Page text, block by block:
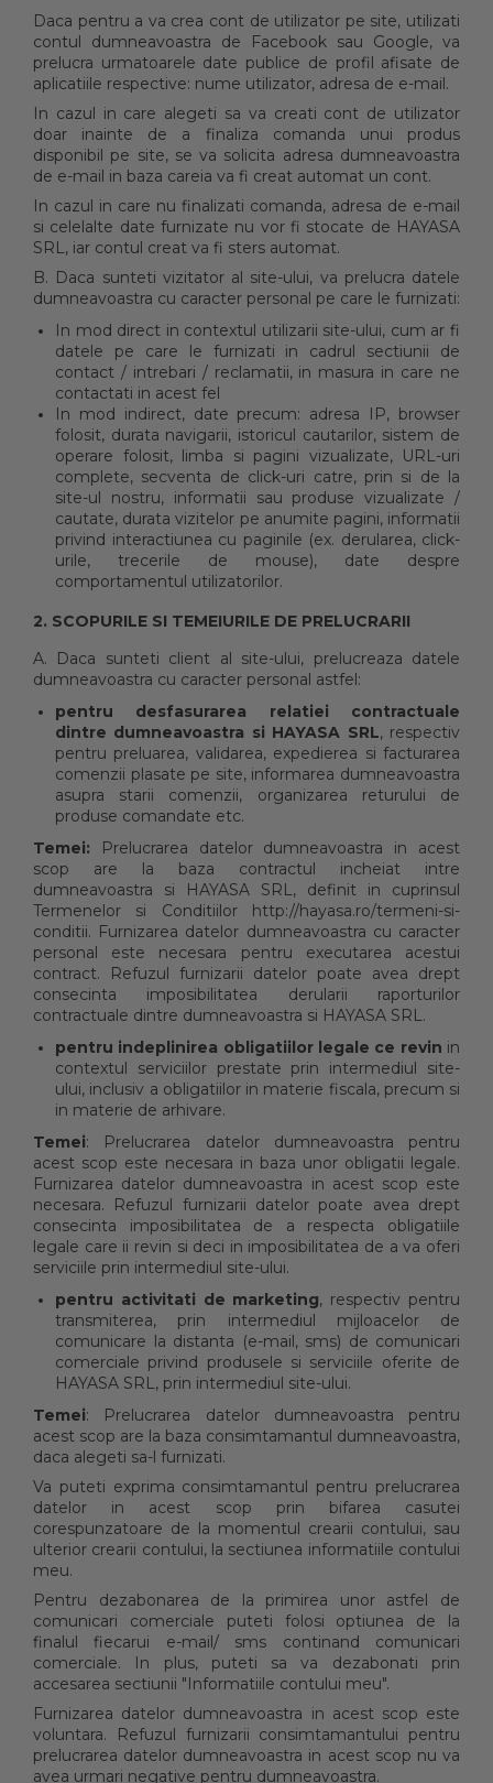
Daca pentru a va crea cont de utilizator pe site, utilizati
contul dumneavoastra de Facebook sau Google, va
prelucra urmatoarele date publice de profil afisate de
aplicatiile respective: nume utilizator, adresa de e-mail.
In cazul in care alegeti sa va creati cont de utilizator
doar inainte de a finaliza comanda unui produs
disponibil pe site, se va solicita adresa dumneavoastra
de e-mail in baza careia va fi creat automat un cont.
In cazul in care nu finalizati comanda, adresa de e-mail
si celelalte date furnizate nu vor fi stocate de HAYASA
SRL, iar contul creat va fi sters automat.
B. Daca sunteti vizitator al site-ului, va prelucra datele
dumneavoastra cu caracter personal pe care le furnizati:
In mod direct in contextul utilizarii site-ului, cum ar fi
datele pe care le furnizati in cadrul sectiunii de
contact / intrebari / reclamatii, in masura in care ne
contactati in acest fel
In mod indirect, date precum: adresa IP, browser
folosit, durata navigarii, istoricul cautarilor, sistem de
operare folosit, limba si pagini vizualizate, URL-uri
complete, secventa de click-uri catre, prin si de la
site-ul nostru, informatii sau produse vizualizate /
cautate, durata vizitelor pe anumite pagini, informatii
privind interactiunea cu paginile (ex. derularea, click-
urile, trecerile de mouse), date despre
comportamentul utilizatorilor.
2. SCOPURILE SI TEMEIURILE DE PRELUCRARII
A. Daca sunteti client al site-ului, prelucreaza datele
dumneavoastra cu caracter personal astfel:
pentru desfasurarea relatiei contractuale
dintre dumneavoastra si HAYASA SRL, respectiv
pentru preluarea, validarea, expedierea si facturarea
comenzii plasate pe site, informarea dumneavoastra
asupra starii comenzii, organizarea returului de
produse comandate etc.
Temei: Prelucrarea datelor dumneavoastra in acest
scop are la baza contractul incheiat intre
dumneavoastra si HAYASA SRL, definit in cuprinsul
Termenelor si Conditiilor http://hayasa.ro/termeni-si-
conditii. Furnizarea datelor dumneavoastra cu caracter
personal este necesara pentru executarea acestui
contract. Refuzul furnizarii datelor poate avea drept
consecinta imposibilitatea derularii raporturilor
contractuale dintre dumneavoastra si HAYASA SRL.
pentru indeplinirea obligatiilor legale ce revin in
contextul serviciilor prestate prin intermediul site-
ului, inclusiv a obligatiilor in materie fiscala, precum si
in materie de arhivare.
Temei: Prelucrarea datelor dumneavoastra pentru
acest scop este necesara in baza unor obligatii legale.
Furnizarea datelor dumneavoastra in acest scop este
necesara. Refuzul furnizarii datelor poate avea drept
consecinta imposibilitatea de a respecta obligatiile
legale care ii revin si deci in imposibilitatea de a va oferi
serviciile prin intermediul site-ului.
pentru activitati de marketing, respectiv pentru
transmiterea, prin intermediul mijloacelor de
comunicare la distanta (e-mail, sms) de comunicari
comerciale privind produsele si serviciile oferite de
HAYASA SRL, prin intermediul site-ului.
Temei: Prelucrarea datelor dumneavoastra pentru
acest scop are la baza consimtamantul dumneavoastra,
daca alegeti sa-l furnizati.
Va puteti exprima consimtamantul pentru prelucrarea
datelor in acest scop prin bifarea casutei
corespunzatoare de la momentul crearii contului, sau
ulterior crearii contului, la sectiunea informatiile contului
meu.
Pentru dezabonarea de la primirea unor astfel de
comunicari comerciale puteti folosi optiunea de la
finalul fiecarui e-mail/ sms continand comunicari
comerciale. In plus, puteti sa va dezabonati prin
accesarea sectiunii "Informatiile contului meu".
Furnizarea datelor dumneavoastra in acest scop este
voluntara. Refuzul furnizarii consimtamantului pentru
prelucrarea datelor dumneavoastra in acest scop nu va
avea urmari negative pentru dumneavoastra.